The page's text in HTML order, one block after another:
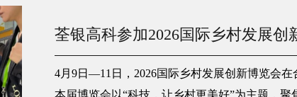
荃银高科参加2026国际乡村发展创
4月9日—11日，2026国际乡村发展创新博览会在
本届博览会以“科技，让乡村更美好”为主题，